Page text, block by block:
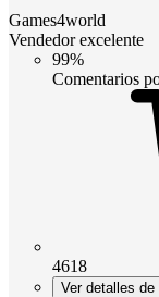
Games4world
Vendedor excelente
99%
Comentarios
4618
Ver detalles de